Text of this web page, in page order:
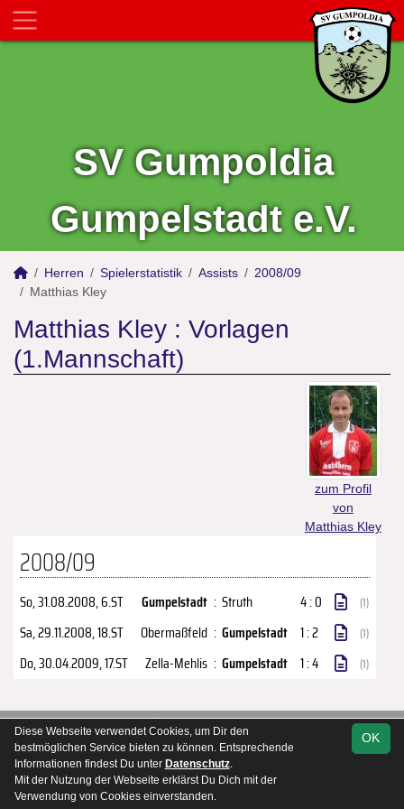
SV Gumpoldia
Gumpelstadt e.V.
Herren Spielerstatistik Assists
2008/09
Matthias Kley
Matthias Kley : Vorlagen
(1.Mannschaft)
zum Profil
von
Matthias Kley
2008/09
So, 31.08.2008, 6.ST Gumpelstadt : Struth 4 : 0 (1)
Sa, 29.11.2008, 18.ST Obermaßfeld : Gumpelstadt 1 : 2 (1)
Do, 30.04.2009, 17.ST Zella-Mehlis : Gumpelstadt 1 : 4 (1)
soccero.de
© 2006 - 2026
Kontakt Impressum Datenschutz
OK
Diese Webseite verwendet Cookies, um Dir den
bestmöglichen Service bieten zu können. Entsprechende
Informationen findest Du unter Datenschutz.
Mit der Nutzung der Webseite erklärst Du Dich mit der
Verwendung von Cookies einverstanden.